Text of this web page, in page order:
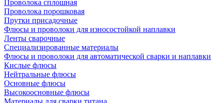
Проволока сплошная
Проволока порошковая
Прутки присадочные
Флюсы и проволоки для износостойкой наплавки
Ленты сварочные
Специализированные материалы
Флюсы и проволоки для автоматической сварки и наплавки
Кислые флюсы
Нейтральные флюсы
Основные флюсы
Высокоосновные флюсы
Материалы для сварки титана